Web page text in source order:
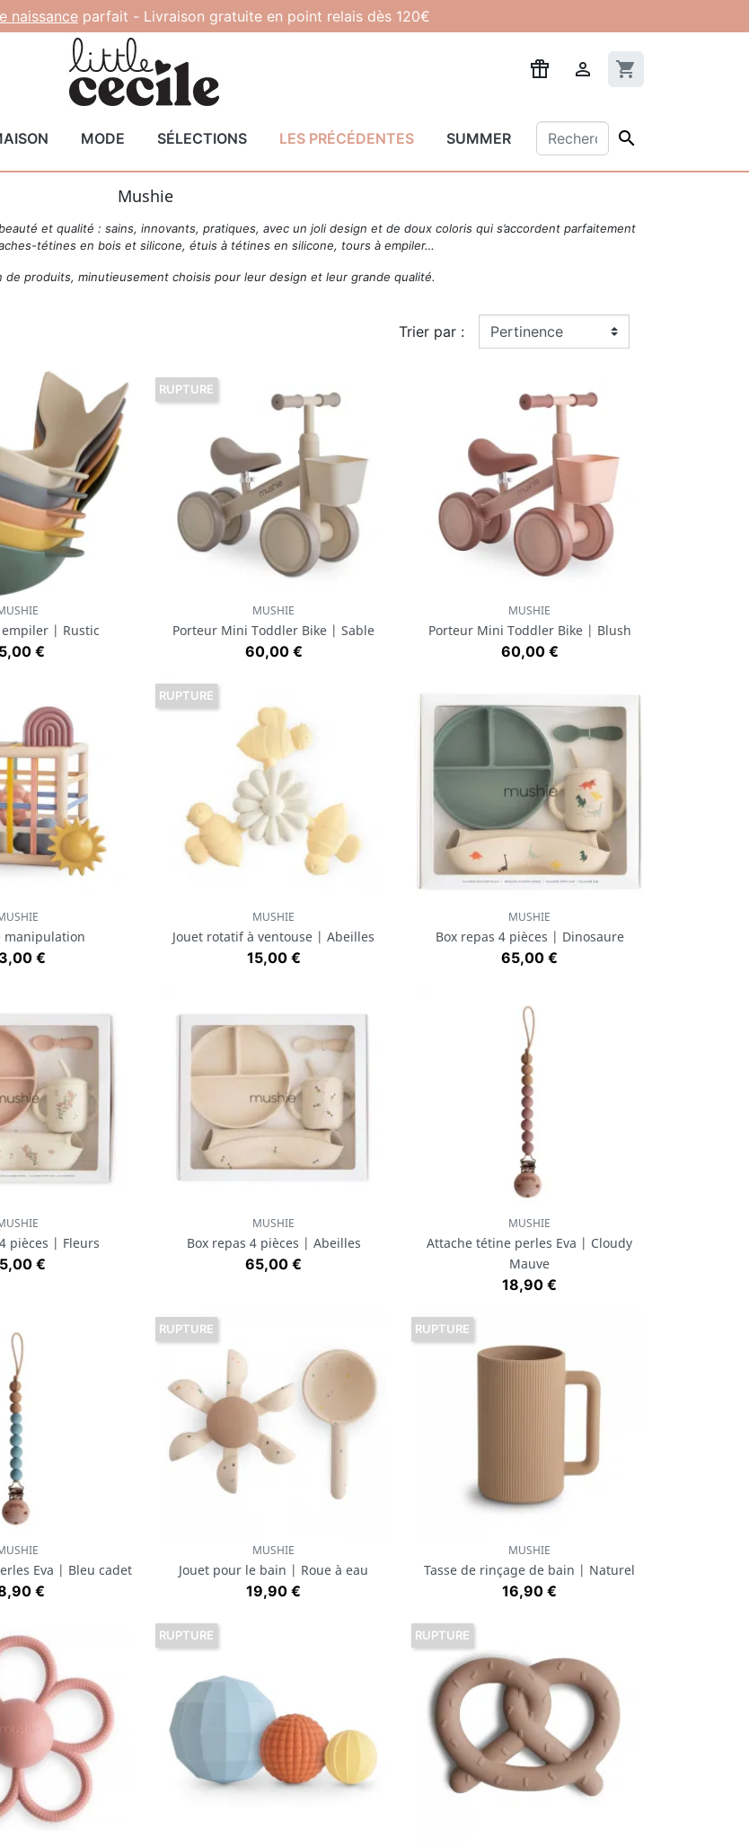
naissance parfait - Livraison gratuite en point relais dès 120€
 shopping_cart
MODE SÉLECTIONS LES PRÉCÉDENTES SUMMER 
Mushie
et qualité : sains, innovants, pratiques, avec un joli design et de doux coloris qui s’accordent parfaitement
tétines en bois et silicone, étuis à tétines en silicone, tours à empiler…
produits, minutieusement choisis pour leur design et leur grande qualité.
Trier par :
rapide
empiler | Rustic
€
Aperçu rapide
MUSHIE
Porteur Mini Toddler Bike | Sable
Prix
60,00 €
RUPTURE
Aperçu rapide
MUSHIE
Porteur Mini Toddler Bike | Blush
Prix
60,00 €
rapide
manipulation
€
Aperçu rapide
MUSHIE
Jouet rotatif à ventouse | Abeilles
Prix
15,00 €
RUPTURE
Aperçu rapide
MUSHIE
Box repas 4 pièces | Dinosaure
Prix
65,00 €
rapide
pièces | Fleurs
€
Aperçu rapide
MUSHIE
Box repas 4 pièces | Abeilles
Prix
65,00 €
Aperçu rapide
MUSHIE
Attache tétine perles Eva | Cloudy
Mauve
Prix
18,90 €
rapide
Eva | Bleu cadet
€
Aperçu rapide
MUSHIE
Jouet pour le bain | Roue à eau
Prix
19,90 €
RUPTURE
Aperçu rapide
MUSHIE
Tasse de rinçage de bain | Naturel
Prix
16,90 €
RUPTURE
RUPTURE RUPTURE